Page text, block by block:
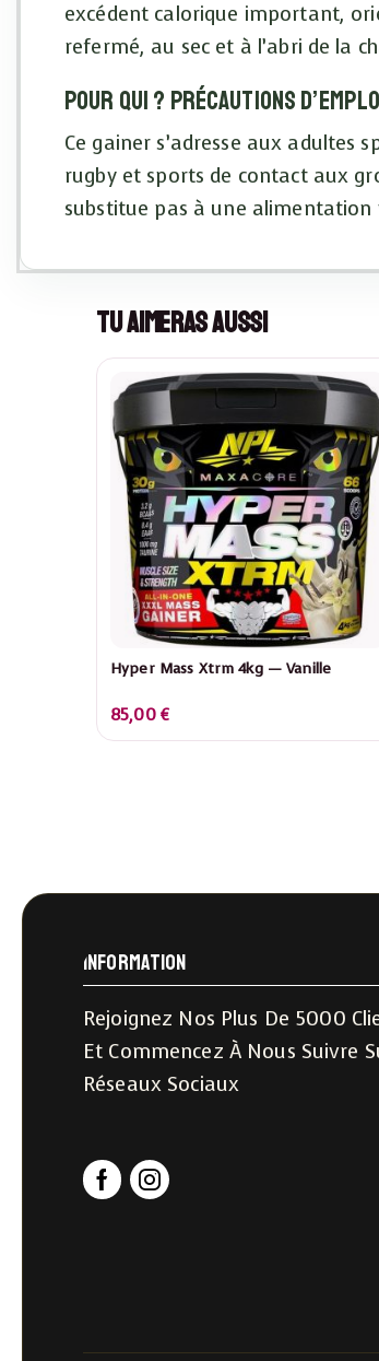
excédent calorique important,
refermé, au sec et à l’abri de la
Pour qui ? Précautions
Ce gainer s’adresse aux
rugby et sports de contact aux
substitue pas à une alimentation
Tu Aimeras Aussi
Hyper Mass Xtrm 4kg — Vanille
85,00 €
Information
Rejoignez Nos Plus De 5000
Et Commencez À Nous Suivre
Réseaux Sociaux